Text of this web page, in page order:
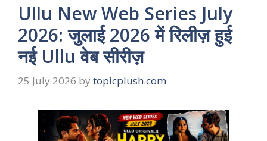
Ullu New Web Series July
2026: जुलाई 2026 में रिलीज़ हुई
नई Ullu वेब सीरीज़
25 July 2026 by topicplush.com